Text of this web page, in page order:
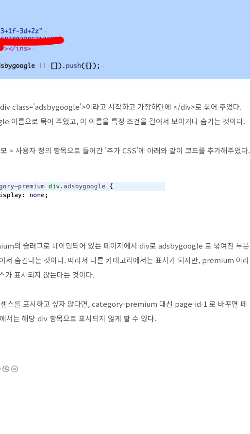
class='adsbygoogle'>이라고 시작하고 가장하단에 </div>로 묶어 주었다.
이름으로 묶어 주었고, 이 이름을 특정 조건을 걸어서 보이거나 숨기는 것이다.
> 사용자 정의 항목으로 들어간 '추가 CSS'에 아래와 같이 코드를 추가해주었다.
의 슬러그로 네이밍되어 있는 페이지에서 div로 adsbygoogle 로 묶여진 부분
숨긴다는 것이다. 따라서 다른 카테고리에서는 표시가 되지만, premium 이라
가 표시되지 않는다는 것이다.
센스를 표시하고 싶자 않다면, category-premium 대신 page-id-1 로 바꾸면 페
서는 해당 div 항목으로 표시되지 않게 할 수 있다.